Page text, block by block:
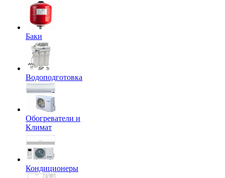
Баки
Водоподготовка
Обогреватели и
Климат
Кондиционеры